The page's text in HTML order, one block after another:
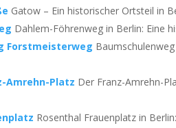
Gatow – Ein historischer Ortsteil in
Dahlem-Föhrenweg in Berlin: Eine
Forstmeisterweg
Amrehn-Platz Der Franz-Amrehn-
Rosenthal Frauenplatz in